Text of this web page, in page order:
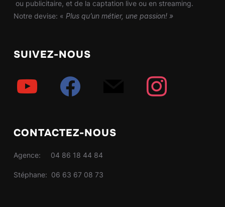
ou publicitaire, et de la captation live ou en streaming.
Notre devise: « Plus qu’un métier, une passion! »
SUIVEZ-NOUS
CONTACTEZ-NOUS
Agence: 04 86 18 44 84
Stéphane: 06 63 67 08 73